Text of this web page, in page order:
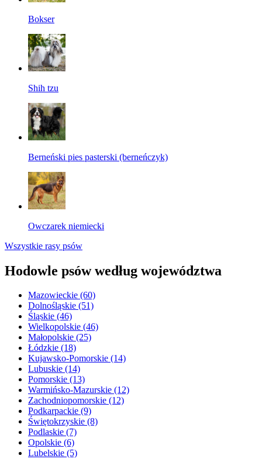
Bokser
Shih tzu
Berneński pies pasterski (berneńczyk)
Owczarek niemiecki
Wszystkie rasy psów
Hodowle psów według województwa
Mazowieckie (60)
Dolnośląskie (51)
Śląskie (46)
Wielkopolskie (46)
Małopolskie (25)
Łódzkie (18)
Kujawsko-Pomorskie (14)
Lubuskie (14)
Pomorskie (13)
Warmińsko-Mazurskie (12)
Zachodniopomorskie (12)
Podkarpackie (9)
Świętokrzyskie (8)
Podlaskie (7)
Opolskie (6)
Lubelskie (5)